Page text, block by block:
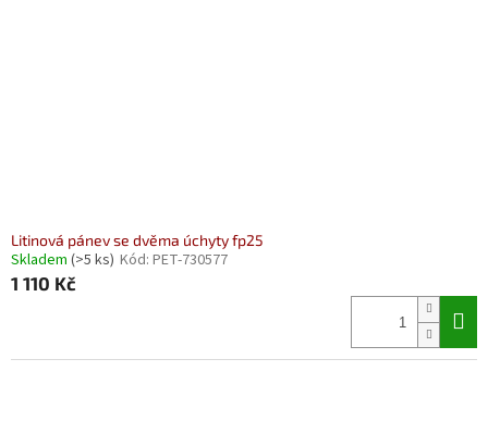
Litinová pánev se dvěma úchyty fp25
Skladem (>5 ks) Kód: PET-730577
1 110 Kč